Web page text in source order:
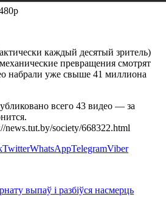
каждый десятый зритель)
превращения смотрят
набрали уже свыше 41 миллиона
всего 43 видео — за
news.tut.by/society/668322.html
TwitterWhatsAppTelegramViber
выпаў і разбіўся насмерць